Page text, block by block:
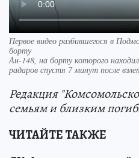
Первое видео разбившегося в
борту
Ан-148, на борту которого
радаров спустя 7 минут после
Редакция
семьям и близким
ЧИТАЙТЕ ТАКЖЕ